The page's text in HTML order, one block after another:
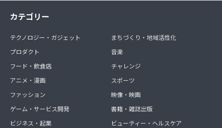
カテゴリー
テクノロジー・ガジェット
プロダクト
フード・飲食店
アニメ・漫画
ファッション
ゲーム・サービス開発
ビジネス・起業
まちづくり・地域活性化
音楽
チャレンジ
スポーツ
映像・映画
書籍・雑誌出版
ビューティー・ヘルスケア